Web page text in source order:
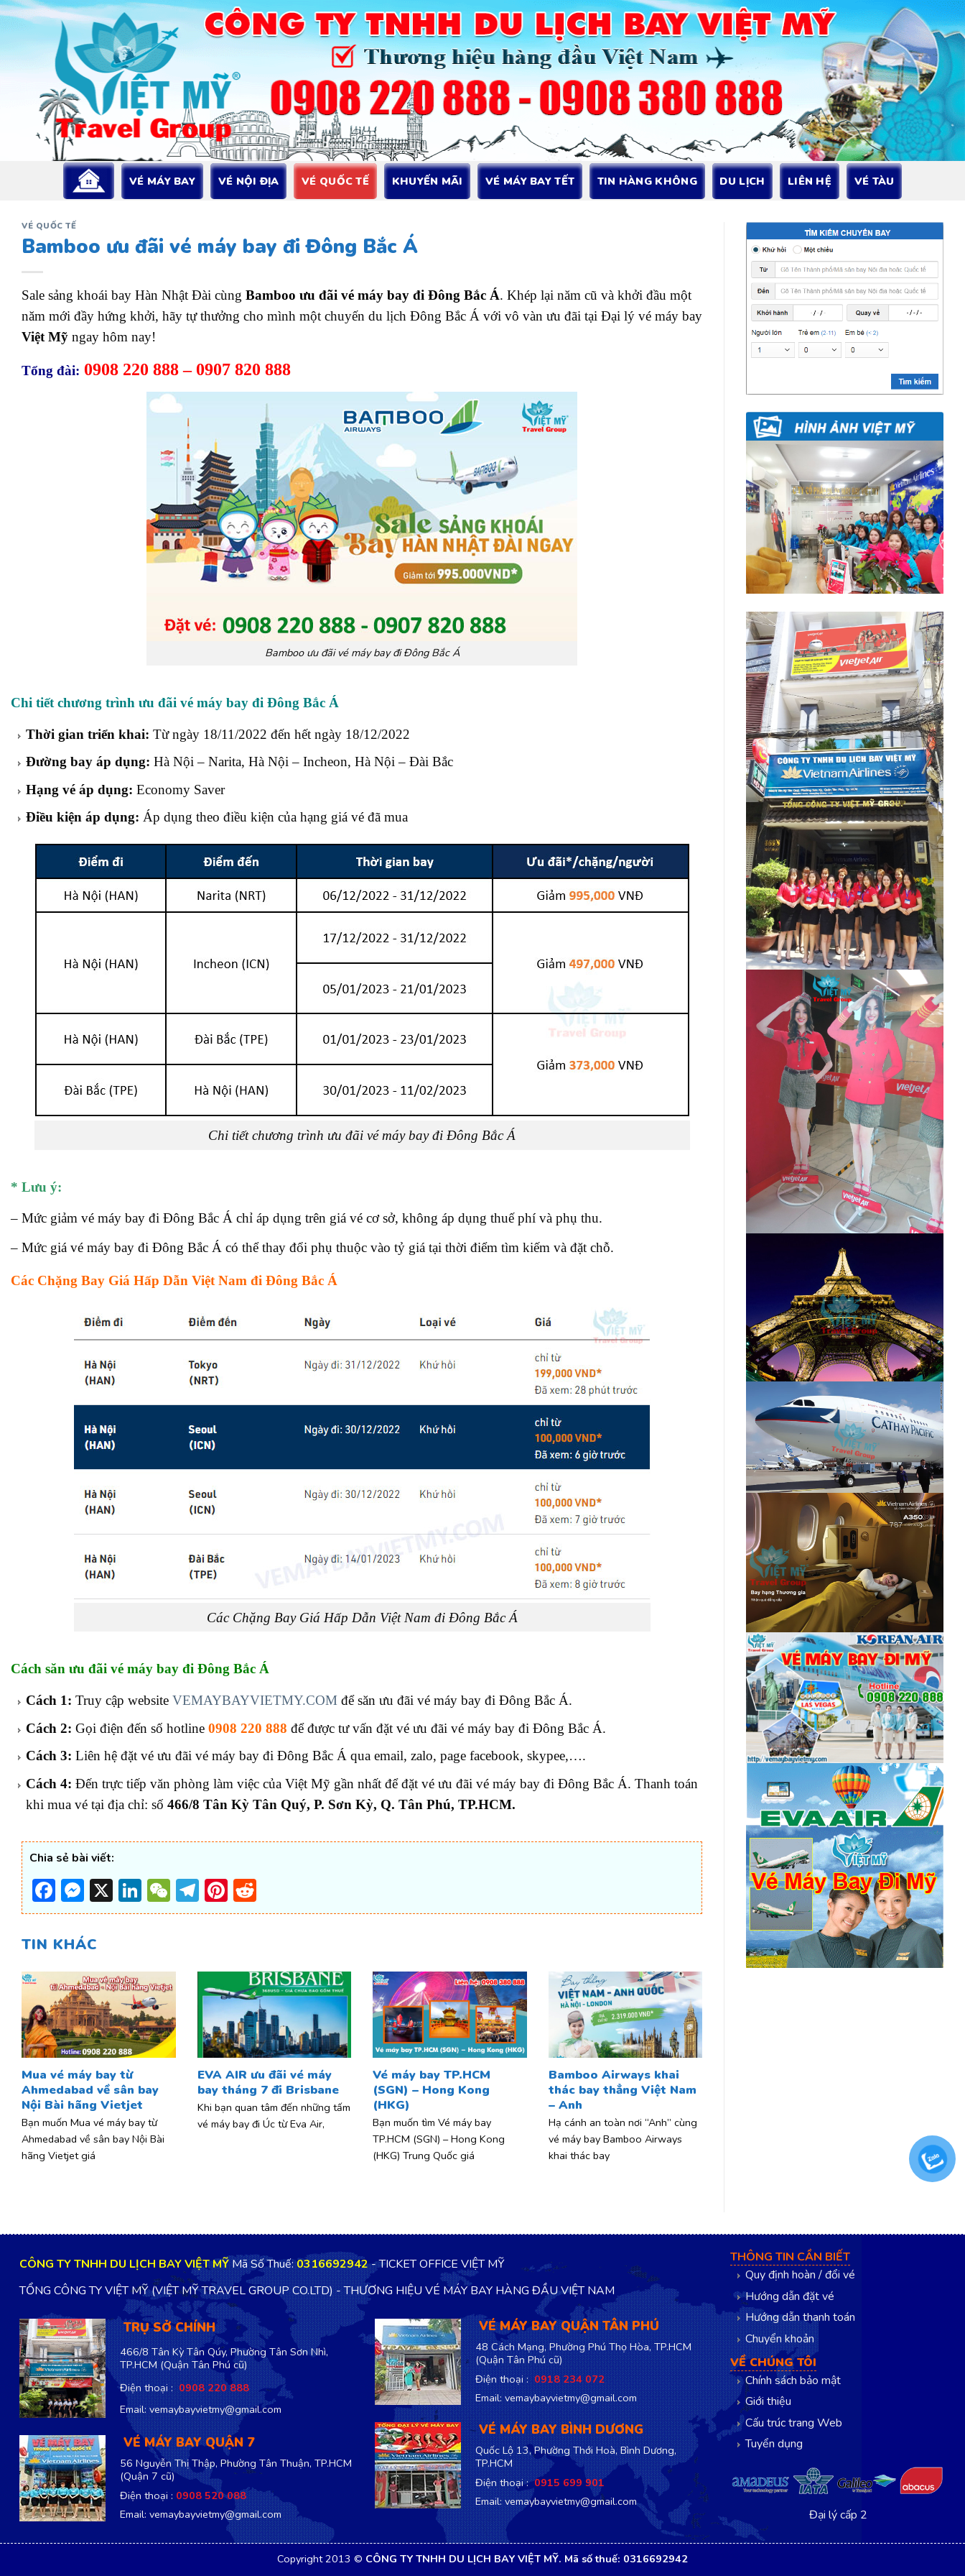
Bỏ
dung
VÉ MÁY BAY VÉ NỘI ĐỊA VÉ QUỐC TẾ KHUYẾN MÃI VÉ MÁY BAY TẾT TIN HÀNG KHÔNG DU LỊCH LIÊN HỆ VÉ TÀU
VÉ QUỐC TẾ
Bamboo ưu đãi vé máy bay đi Đông Bắc Á
Sale sảng khoái bay Hàn Nhật Đài cùng Bamboo ưu đãi vé máy bay đi Đông Bắc Á. Khép lại năm cũ và khởi đầu một
năm mới đầy hứng khởi, hãy tự thưởng cho mình một chuyến du lịch Đông Bắc Á với vô vàn ưu đãi tại Đại lý vé máy bay
Việt Mỹ ngay hôm nay!
Tổng đài: 0908 220 888 – 0907 820 888
Bamboo ưu đãi vé máy bay đi Đông Bắc Á
Chi tiết chương trình ưu đãi vé máy bay đi Đông Bắc Á
Thời gian triển khai: Từ ngày 18/11/2022 đến hết ngày 18/12/2022
Đường bay áp dụng: Hà Nội – Narita, Hà Nội – Incheon, Hà Nội – Đài Bắc
Hạng vé áp dụng: Economy Saver
Điều kiện áp dụng: Áp dụng theo điều kiện của hạng giá vé đã mua
Chi tiết chương trình ưu đãi vé máy bay đi Đông Bắc Á
* Lưu ý:
– Mức giảm vé máy bay đi Đông Bắc Á chỉ áp dụng trên giá vé cơ sở, không áp dụng thuế phí và phụ thu.
– Mức giá vé máy bay đi Đông Bắc Á có thể thay đổi phụ thuộc vào tỷ giá tại thời điểm tìm kiếm và đặt chỗ.
Các Chặng Bay Giá Hấp Dẫn Việt Nam đi Đông Bắc Á
Các Chặng Bay Giá Hấp Dẫn Việt Nam đi Đông Bắc Á
Cách săn ưu đãi vé máy bay đi Đông Bắc Á
Cách 1: Truy cập websiteVEMAYBAYVIETMY.COMđể săn ưu đãi vé máy bay đi Đông Bắc Á.
Cách 2: Gọi điện đến số hotline 0908 220 888 để được tư vấn đặt vé ưu đãi vé máy bay đi Đông Bắc Á.
Cách 3: Liên hệ đặt vé ưu đãi vé máy bay đi Đông Bắc Á qua email, zalo, page facebook, skypee,….
Cách 4: Đến trực tiếp văn phòng làm việc của Việt Mỹ gần nhất để đặt vé ưu đãi vé máy bay đi Đông Bắc Á. Thanh toán
khi mua vé tại địa chỉ: số 466/8 Tân Kỳ Tân Quý, P. Sơn Kỳ, Q. Tân Phú, TP.HCM.
Chia sẻ bài viết:
Facebook
Messenger
X LinkedIn
WeChat
Telegram
Pinterest
TIN KHÁC
Mua vé máy bay từ
Ahmedabad về sân bay
Nội Bài hãng Vietjet
Bạn muốn Mua vé máy bay từ
Ahmedabad về sân bay Nội Bài
hãng Vietjet giá
EVA AIR ưu đãi vé máy
bay tháng 7 đi Brisbane
Khi bạn quan tâm đến những tấm
vé máy bay đi Úc từ Eva Air,
Vé máy bay TP.HCM
(SGN) – Hong Kong
(HKG)
Bạn muốn tìm Vé máy bay
TP.HCM (SGN) – Hong Kong
(HKG) Trung Quốc giá
Bamboo Airways khai
thác bay thẳng Việt Nam
– Anh
Hạ cánh an toàn nơi “Anh” cùng
vé máy bay Bamboo Airways
khai thác bay
CÔNG TY TNHH DU LỊCH BAY VIỆT MỸMã Số Thuế:0316692942- TICKET OFFICE VIỆT MỸ
TỔNG CÔNG TY VIỆT MỸ (VIỆT MỸ TRAVEL GROUP CO.LTD) - THƯƠNG HIỆU VÉ MÁY BAY HÀNG ĐẦU VIỆT NAM
TRỤ SỞ CHÍNH
466/8 Tân Kỳ Tân Qúy, Phường Tân Sơn Nhì,
TP.HCM(Quận Tân Phú cũ)
Điện thoại :0908 220 888
Email: vemaybayvietmy@gmail.com
VÉ MÁY BAY QUẬN 7
56 Nguyễn Thị Thập, Phường Tân Thuận, TP.HCM
(Quận 7 cũ)
Điện thoại : 0908 520 088
Email: vemaybayvietmy@gmail.com
VÉ MÁY BAY QUẬN TÂN PHÚ
48 Cách Mạng, Phường Phú Thọ Hòa, TP.HCM
(Quận Tân Phú cũ)
Điện thoại :0918 234 072
Email: vemaybayvietmy@gmail.com
VÉ MÁY BAY BÌNH DƯƠNG
Quốc Lộ 13, Phường Thới Hoà, Bình Dương,
TP.HCM
Điện thoại :0915 699 901
Email: vemaybayvietmy@gmail.com
THÔNG TIN CẦN BIẾT
Quy định hoàn / đổi vé
Hướng dẫn đặt vé
Hướng dẫn thanh toán
Chuyển khoản
VỀ CHÚNG TÔI
Chính sách bảo mật
Giới thiệu
Cấu trúc trang Web
Tuyển dụng
Đại lý cấp 2
Copyright 2013 © CÔNG TY TNHH DU LỊCH BAY VIỆT MỸ. Mã số thuế: 0316692942